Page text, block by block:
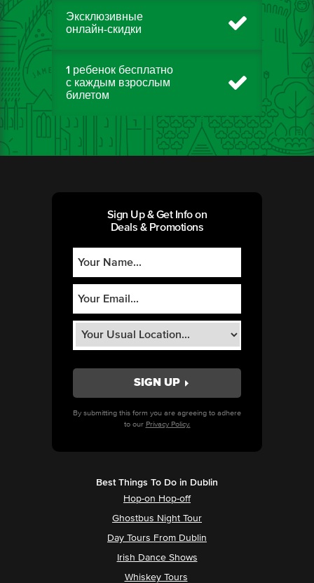
Эксклюзивные
онлайн-скидки
1 ребенок бесплатно
с каждым взрослым
билетом
Sign Up & Get Info on
Deals & Promotions
By submitting this form you are agreeing to adhere
to our Privacy Policy.
Best Things To Do in Dublin
Hop-on Hop-off
Ghostbus Night Tour
Day Tours From Dublin
Irish Dance Shows
Whiskey Tours